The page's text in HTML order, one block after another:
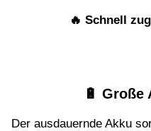
🔥 Schnell
🔋
Der ausdauernde Akku